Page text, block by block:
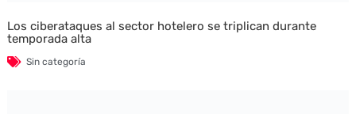
Los ciberataques al sector hotelero se triplican durante
temporada alta
Sin categoría